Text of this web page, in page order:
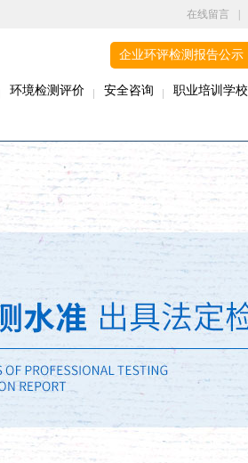
在线留言
企业环评检测报告公示
环境检测评价 安全咨询 职业培训学校